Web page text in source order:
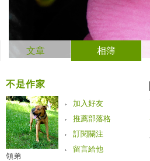
文章 相簿
不是作家
加入好友
推薦部落格
訂閱關注
留言給他
領弟